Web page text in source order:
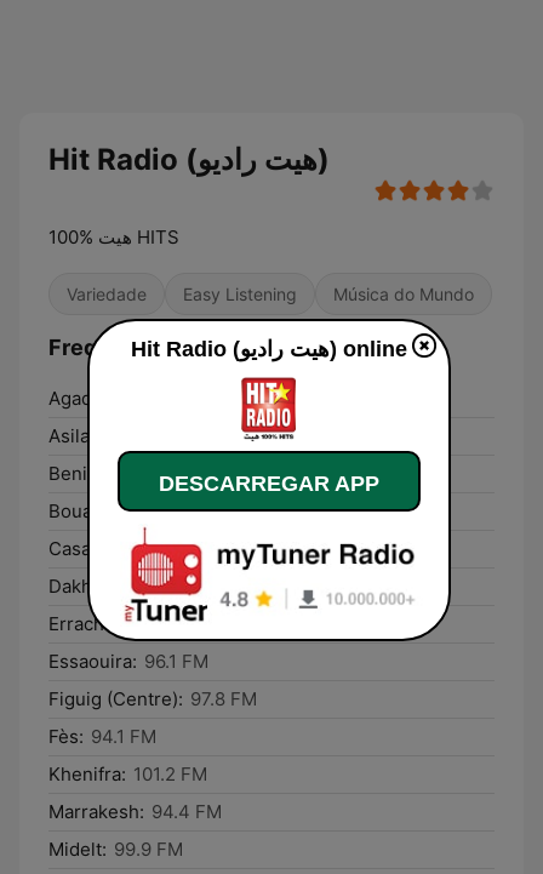
Hit Radio (هيت راديو)
هيت %100 HITS
Variedade Easy Listening Música do Mundo
Frequências Hit Radio (هيت راديو):
Agadir:
Asilah:
Beni Mellal:
98.1 FM
Bouarfa: 89.9 FM
Casablanca: 100.3 FM
Dakhla:
99.7 FM
Errachidia: 104.1 FM
Essaouira: 96.1 FM
Figuig (Centre): 97.8 FM
Fès: 94.1 FM
Khenifra: 101.2 FM
Marrakesh: 94.4 FM
Midelt: 99.9 FM
Hit Radio (هيت راديو) online
DESCARREGAR APP